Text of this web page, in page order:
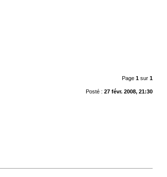
Page 1sur 1
Posté : 27 févr. 2008, 21:30